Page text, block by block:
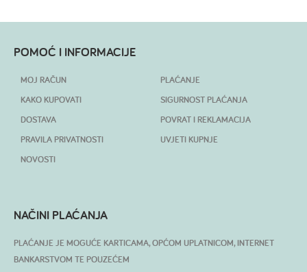
POMOĆ I INFORMACIJE
MOJ RAČUN
KAKO KUPOVATI
DOSTAVA
PRAVILA PRIVATNOSTI
NOVOSTI
PLAĆANJE
SIGURNOST PLAĆANJA
POVRAT I REKLAMACIJA
UVJETI KUPNJE
NAČINI PLAĆANJA
PLAĆANJE JE MOGUĆE KARTICAMA, OPĆOM UPLATNICOM, INTERNET
BANKARSTVOM TE POUZEĆEM